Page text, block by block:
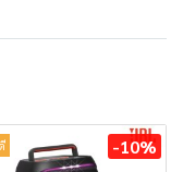
-10%